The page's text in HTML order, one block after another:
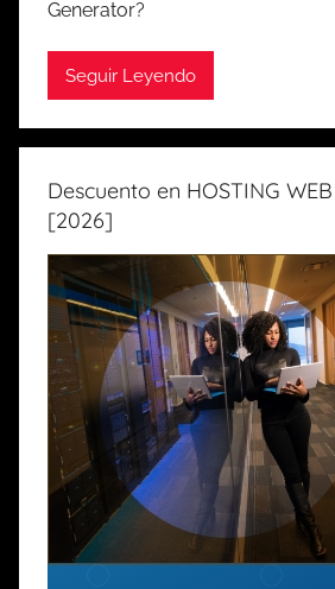
Generator?
Seguir Leyendo
Descuento en HOSTING WEB
[2026]